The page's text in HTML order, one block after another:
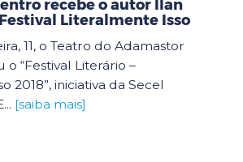
recebe o autor Ilan
Literalmente Isso
11, o Teatro do Adamastor
“Festival Literário –
2018”, iniciativa da Secel
[saiba mais]